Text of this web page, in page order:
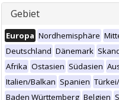
Gebiet
Europa Nordhemisphäre
Deutschland Dänemark
Afrika Ostasien Südasien
Italien/Balkan Spanien
Baden Württemberg Belgien